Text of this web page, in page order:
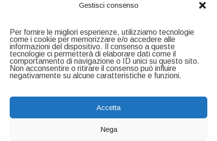
Gestisci consenso
Per fornire le migliori esperienze, utilizziamo tecnologie
come i cookie per memorizzare e/o accedere alle
informazioni del dispositivo. Il consenso a queste
tecnologie ci permetterà di elaborare dati come il
comportamento di navigazione o ID unici su questo sito.
Non acconsentire o ritirare il consenso può influire
negativamente su alcune caratteristiche e funzioni.
Accetta
Nega
Webmail
Contatti
Servizio Ricerca e Formazione alla Ricerca
Università degli Studi di Pavia
Via Ferrata, 5 - 27100 Pavia